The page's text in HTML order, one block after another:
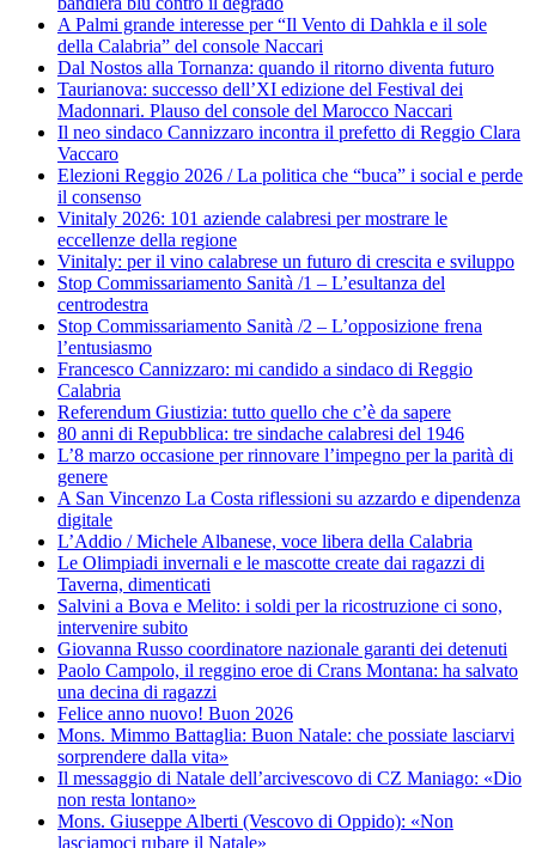
A Palmi grande interesse per “Il Vento di Dahkla e il sole
della Calabria” del console Naccari
Dal Nostos alla Tornanza: quando il ritorno diventa futuro
Taurianova: successo dell’XI edizione del Festival dei
Madonnari. Plauso del console del Marocco Naccari
Il neo sindaco Cannizzaro incontra il prefetto di Reggio Clara
Vaccaro
Elezioni Reggio 2026 / La politica che “buca” i social e perde
il consenso
Vinitaly 2026: 101 aziende calabresi per mostrare le
eccellenze della regione
Vinitaly: per il vino calabrese un futuro di crescita e sviluppo
Stop Commissariamento Sanità /1 – L’esultanza del
centrodestra
Stop Commissariamento Sanità /2 – L’opposizione frena
l’entusiasmo
Francesco Cannizzaro: mi candido a sindaco di Reggio
Calabria
Referendum Giustizia: tutto quello che c’è da sapere
80 anni di Repubblica: tre sindache calabresi del 1946
L’8 marzo occasione per rinnovare l’impegno per la parità di
genere
A San Vincenzo La Costa riflessioni su azzardo e dipendenza
digitale
L’Addio / Michele Albanese, voce libera della Calabria
Le Olimpiadi invernali e le mascotte create dai ragazzi di
Taverna, dimenticati
Salvini a Bova e Melito: i soldi per la ricostruzione ci sono,
intervenire subito
Giovanna Russo coordinatore nazionale garanti dei detenuti
Paolo Campolo, il reggino eroe di Crans Montana: ha salvato
una decina di ragazzi
Felice anno nuovo! Buon 2026
Mons. Mimmo Battaglia: Buon Natale: che possiate lasciarvi
sorprendere dalla vita»
Il messaggio di Natale dell’arcivescovo di CZ Maniago: «Dio
non resta lontano»
Mons. Giuseppe Alberti (Vescovo di Oppido): «Non
lasciamoci rubare il Natale»